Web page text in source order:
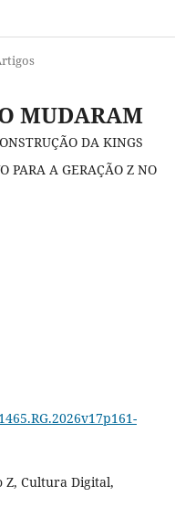
MUDARAM
DA KINGS
PARA A GERAÇÃO Z NO
Z, Cultura Digital,